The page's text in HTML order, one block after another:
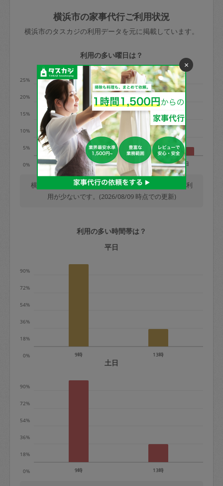
依頼者不在による当日キャンセル＝依頼
金額の100%＋交通費全額
※例：依頼日時／土曜日午前9時開始の場
合、水曜日午前9時以降はキャンセル料が
発生
水曜日9時〜金曜日9時まで＝依頼料金の
50%
金曜日9時～土曜日8時まで＝依頼金額の
100%
土曜日8時〜実施時間＝依頼金額の100%
＋交通費全額
依頼者不在による当日キャンセル＝依頼
金額の100%＋交通費全額
定期契約をキャンセルする場合、毎週定
期は月2回まで隔週定期は月1回までキャ
※キャンセル料金の設定について：
きた場合は損害保険の対象外となるので
ご注意ください。
玉、など
あわせてこちらも参照ください：初めて
はありますか？
横浜市の家事代行ご利用状況
横浜市のタスカジの利用データを元に掲載しています。
利用の多い曜日は？
0%
5%
10%
15%
20%
25%
月 水 木 金 土 日
横浜市では、毎週木曜日の利用が最も多く、日曜日の利
用が少ないです。(2026/08/09 時点での更新)
利用の多い時間帯は？
平日
0%
18%
36%
54%
72%
90%
9時 13時
土日
0%
18%
36%
54%
72%
90%
9時 13時
×